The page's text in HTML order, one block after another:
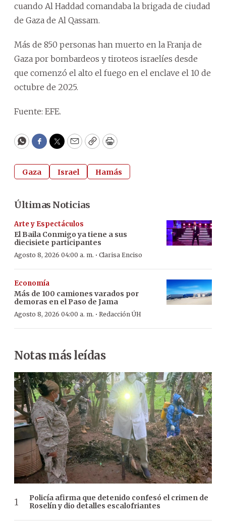
cuando Al Haddad comandaba la brigada de ciudad
de Gaza de Al Qassam.
Más de 850 personas han muerto en la Franja de
Gaza por bombardeos y tiroteos israelíes desde
que comenzó el alto el fuego en el enclave el 10 de
octubre de 2025.
Fuente: EFE.
WhatsApp
Facebook
Twitter
EmailCopyPrint
Gaza Israel Hamás
Últimas Noticias
Arte y Espectáculos
El Baila Conmigo ya tiene a sus
diecisiete participantes
Agosto 8, 2026 04:00 a. m. · Clarisa Enciso
Economía
Más de 100 camiones varados por
demoras en el Paso de Jama
Agosto 8, 2026 04:00 a. m. · Redacción ÚH
Notas más leídas
Policía afirma que detenido confesó el crimen de
Roselín y dio detalles escalofriantes